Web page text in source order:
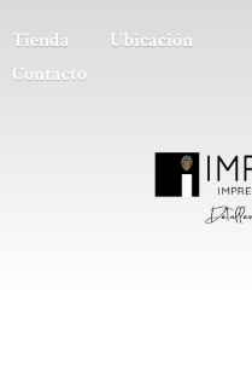
Tienda
Ubicación
Contacto